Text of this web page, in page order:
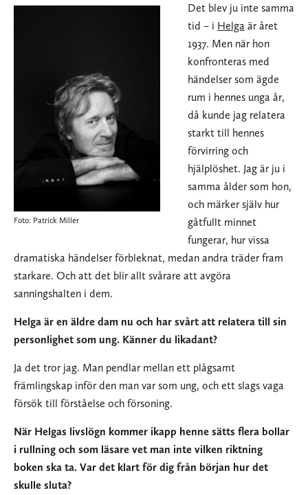
Foto: Patrick Miller
Det blev ju inte samma
tid – i Helga är året
1937. Men när hon
konfronteras med
händelser som ägde
rum i hennes unga år,
då kunde jag relatera
starkt till hennes
förvirring och
hjälplöshet. Jag är ju i
samma ålder som hon,
och märker själv hur
gåtfullt minnet
fungerar, hur vissa
dramatiska händelser förbleknat, medan andra träder fram
starkare. Och att det blir allt svårare att avgöra
sanningshalten i dem.
Helga är en äldre dam nu och har svårt att relatera till sin
personlighet som ung. Känner du likadant?
Ja det tror jag. Man pendlar mellan ett plågsamt
främlingskap inför den man var som ung, och ett slags vaga
försök till förståelse och försoning.
När Helgas livslögn kommer ikapp henne sätts flera bollar
i rullning och som läsare vet man inte vilken riktning
boken ska ta. Var det klart för dig från början hur det
skulle sluta?